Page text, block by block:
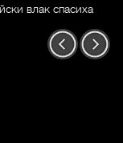
влак спасиха